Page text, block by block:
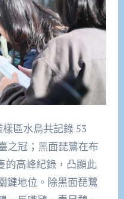
區水鳥共記錄 53
之冠；黑面琵鷺在布
的高峰紀錄，凸顯此
鍵地位。除黑面琵鷺